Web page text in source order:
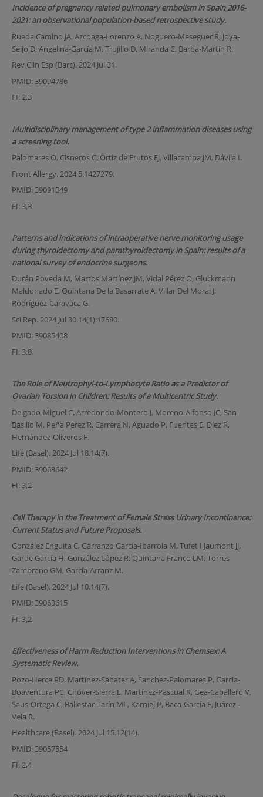
Incidence of pregnancy related pulmonary embolism in Spain 2016-
2021: an observational population-based retrospective study.
Rueda Camino JA, Azcoaga-Lorenzo A, Noguero-Meseguer R, Joya-
Seijo D, Angelina-García M, Trujillo D, Miranda C, Barba-Martín R.
Rev Clin Esp (Barc). 2024 Jul 31.
PMID: 39094786
FI: 2,3
Multidisciplinary management of type 2 inflammation diseases using
a screening tool.
Palomares O, Cisneros C, Ortiz de Frutos FJ, Villacampa JM, Dávila I.
Front Allergy. 2024.5:1427279.
PMID: 39091349
FI: 3,3
Patterns and indications of intraoperative nerve monitoring usage
during thyroidectomy and parathyroidectomy in Spain: results of a
national survey of endocrine surgeons.
Durán Poveda M, Martos Martínez JM, Vidal Pérez O, Gluckmann
Maldonado E, Quintana De la Basarrate A, Villar Del Moral J,
Rodríguez-Caravaca G.
Sci Rep. 2024 Jul 30.14(1):17680.
PMID: 39085408
FI: 3,8
The Role of Neutrophyl-to-Lymphocyte Ratio as a Predictor of
Ovarian Torsion in Children: Results of a Multicentric Study.
Delgado-Miguel C, Arredondo-Montero J, Moreno-Alfonso JC, San
Basilio M, Peña Pérez R, Carrera N, Aguado P, Fuentes E, Díez R,
Hernández-Oliveros F.
Life (Basel). 2024 Jul 18.14(7).
PMID: 39063642
FI: 3,2
Cell Therapy in the Treatment of Female Stress Urinary Incontinence:
Current Status and Future Proposals.
González Enguita C, Garranzo García-Ibarrola M, Tufet I Jaumont JJ,
Garde García H, González López R, Quintana Franco LM, Torres
Zambrano GM, García-Arranz M.
Life (Basel). 2024 Jul 10.14(7).
PMID: 39063615
FI: 3,2
Effectiveness of Harm Reduction Interventions in Chemsex: A
Systematic Review.
Pozo-Herce PD, Martínez-Sabater A, Sanchez-Palomares P, Garcia-
Boaventura PC, Chover-Sierra E, Martínez-Pascual R, Gea-Caballero V,
Saus-Ortega C, Ballestar-Tarín ML, Karniej P, Baca-García E, Juárez-
Vela R.
Healthcare (Basel). 2024 Jul 15.12(14).
PMID: 39057554
FI: 2,4